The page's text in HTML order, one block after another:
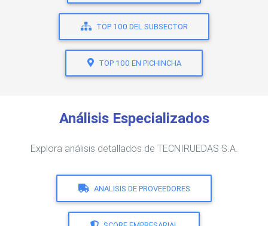
TOP 100 DEL SUBSECTOR
TOP 100 EN PICHINCHA
Análisis Especializados
Explora análisis detallados de TECNIRUEDAS S.A.
ANALISIS DE PROVEEDORES